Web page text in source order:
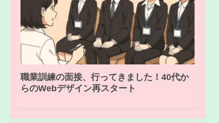
職業訓練の面接、行ってきました！40代か
らのWebデザイン再スタート